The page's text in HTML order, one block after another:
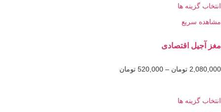
ها
سریع
اقتصادی
تومان –
520,000 تومان
ها